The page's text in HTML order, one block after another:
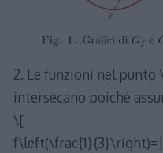
2. Le funzioni nel punto
intersecano poiché
\[